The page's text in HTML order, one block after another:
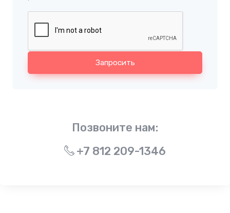
Запросить
Позвоните нам:
+7 812 209-1346